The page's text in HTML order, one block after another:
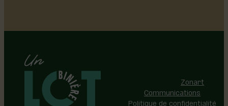
Zonart
Communications
Politique de confidentialité